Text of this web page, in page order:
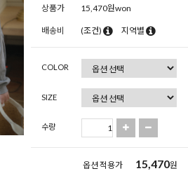
상품가 15,470원won
배송비 (조건) 지역별
COLOR
SIZE
수량
옵션 적용가 15,470원